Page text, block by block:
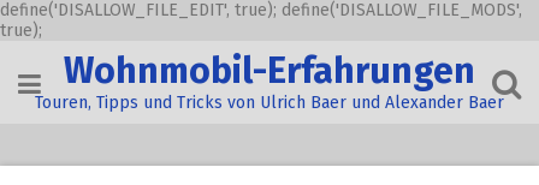
define('DISALLOW_FILE_EDIT', true); define('DISALLOW_FILE_MODS',
true);
content
Wohnmobil-Erfahrungen
Touren, Tipps und Tricks von Ulrich Baer und Alexander Baer